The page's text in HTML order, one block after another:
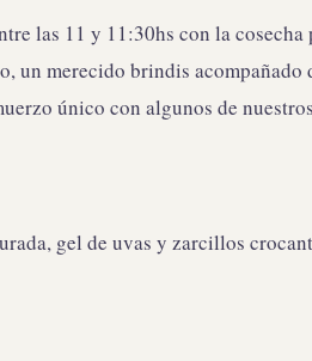
las 11 y 11:30hs con la
un merecido brindis acompañado
único con algunos de
gel de uvas y zarcillos